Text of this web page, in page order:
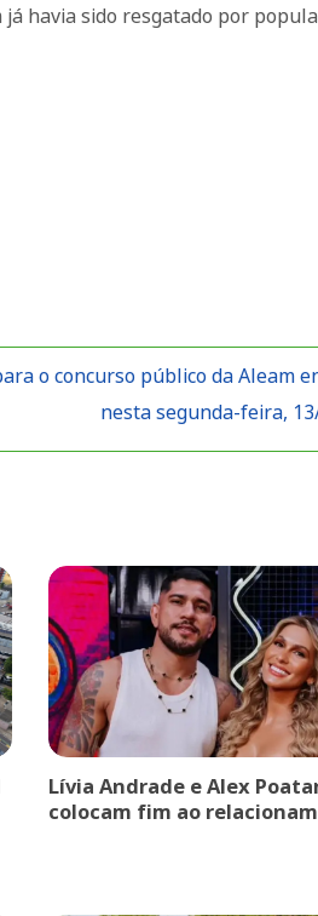
havia sido resgatado por
o concurso público da Aleam
nesta segunda-feira,
Lívia Andrade e Alex
colocam fim ao